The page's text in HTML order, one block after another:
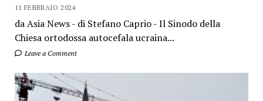
11 FEBBRAIO 2024
da Asia News - di Stefano Caprio - Il Sinodo della
Chiesa ortodossa autocefala ucraina...
Leave a Comment